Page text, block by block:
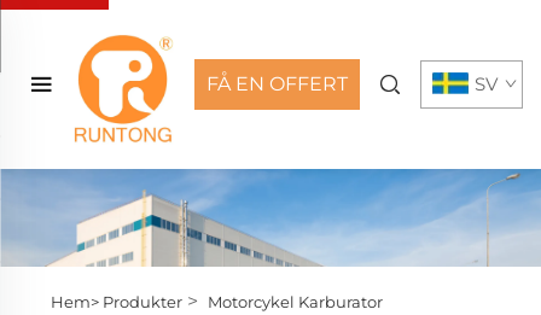
FÅ EN OFFERT SV
Hem> Produkter> Motorcykel Karburator